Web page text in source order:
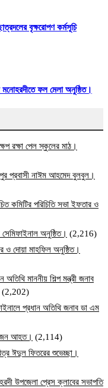
বৃক্ষরোপণ কর্মসূচি
ফল মেলা অনুষ্ঠিত।
রক্ষা পেল স্কুলের মাঠ।
প্রবাসী নাঈম আহমেদ বুলবুল।
কমিটির পরিচিতি সভা ইফতার ও
সেমিফাইনাল অনুষ্ঠিত। (2,216)
ও দোয়া মাহফিল অনুষ্ঠিত।
অতিথি মাননীয় শিল্প মন্ত্রী জনাব
(2,202)
প্রধান অতিথি জনাব ডা এম
আহত। (2,114)
ঈদুল ফিতরের শুভেচ্ছা।
উপজেলা প্রেস ক্লাবের সভাপতি